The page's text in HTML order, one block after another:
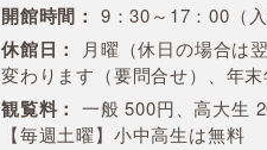
開館時間： 9：30～17：00（
休館日：
月曜（休日の場合は
変わります（要問合せ）、年
観覧料： 一般 500円、高大生
【毎週土曜】小中高生は無料